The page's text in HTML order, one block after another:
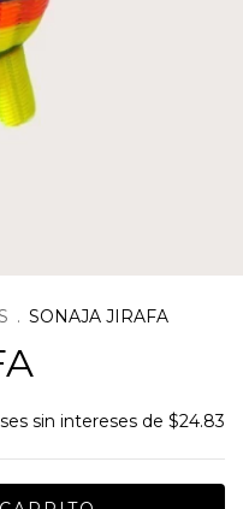
. SONAJA JIRAFA
sin intereses de $24.83